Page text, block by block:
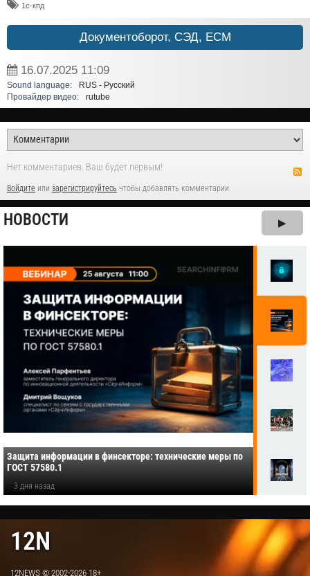
1с-кпд
Документоборот, СЭД, ECM
16.07.2025 11:09
Sound language:
RUS - Русский
Провайдер видео:
rutube
Нет комментариев. Ваш будет первым!
Войдите или зарегистрируйтесь чтобы добавлять комментарии
НОВОСТИ ▶
Защита информации в финсекторе: технические меры по
ГОСТ 57580.1
3 дня назад
12N
12NEWS © 2002-2026 18+